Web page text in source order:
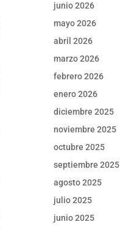
junio 2026
mayo 2026
abril 2026
marzo 2026
febrero 2026
enero 2026
diciembre 2025
noviembre 2025
octubre 2025
septiembre 2025
agosto 2025
julio 2025
junio 2025